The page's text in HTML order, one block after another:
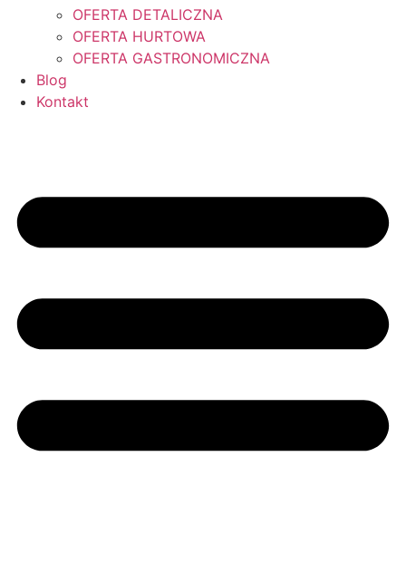
OFERTA DETALICZNA
OFERTA HURTOWA
OFERTA GASTRONOMICZNA
Blog
Kontakt